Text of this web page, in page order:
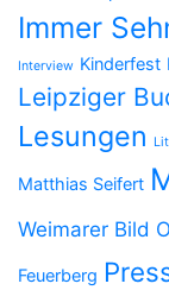
Immer
Interview Kinderfest
Leipziger
Lesungen
Matthias Seifert
Weimarer Bild
Feuerberg